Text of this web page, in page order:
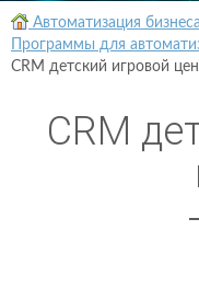
Автоматизация бизнеса
Программы для
CRM детский игровой
CRM